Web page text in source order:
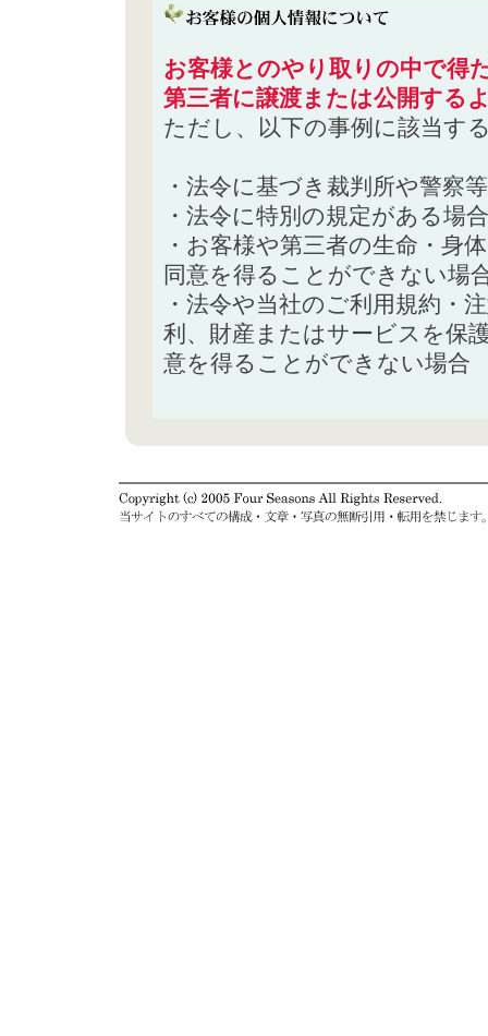
お客様とのやり取りの中で得
第三者に譲渡または公開する
ただし、以下の事例に該当す
・法令に基づき裁判所や警察
・法令に特別の規定がある場合
・お客様や第三者の生命・身
同意を得ることができない場
・法令や当社のご利用規約・
利、財産またはサービスを保
意を得ることができない場合